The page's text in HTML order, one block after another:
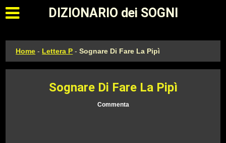
Apri il menu principale
DIZIONARIO dei SOGNI
Home - Lettera P -Sognare Di Fare La Pipì
Sognare Di Fare La Pipì
Commenta